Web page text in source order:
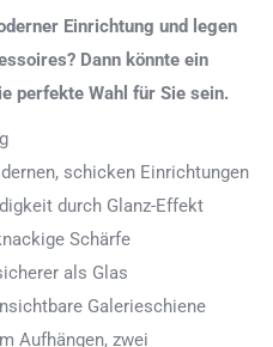
Einrichtung und legen
Dann könnte ein
perfekte Wahl für Sie sein.
schicken Einrichtungen
durch Glanz-Effekt
Schärfe
als Glas
Galerieschiene
Aufhängen, zwei